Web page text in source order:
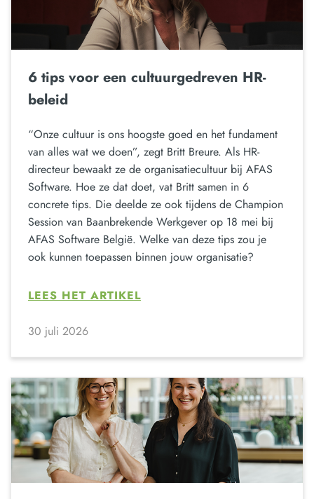
6 tips voor een cultuurgedreven HR-
beleid
“Onze cultuur is ons hoogste goed en het fundament
van alles wat we doen”, zegt Britt Breure. Als HR-
directeur bewaakt ze de organisatiecultuur bij AFAS
Software. Hoe ze dat doet, vat Britt samen in 6
concrete tips. Die deelde ze ook tijdens de Champion
Session van Baanbrekende Werkgever op 18 mei bij
AFAS Software België. Welke van deze tips zou je
ook kunnen toepassen binnen jouw organisatie?
LEES HET ARTIKEL
30 juli 2026